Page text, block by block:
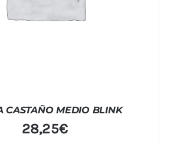
CASTAÑO MEDIO BLINK
28,25€